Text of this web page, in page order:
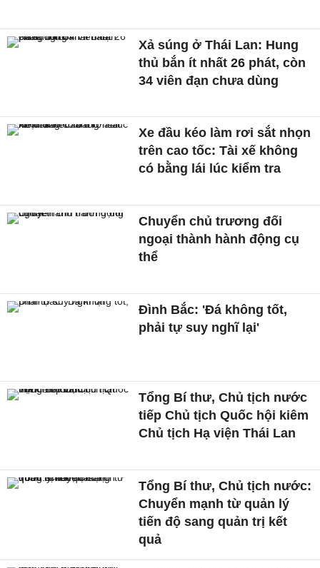
Xả súng ở Thái Lan: Hung
thủ bắn ít nhất 26 phát, còn
34 viên đạn chưa dùng
Xe đầu kéo làm rơi sắt nhọn
trên cao tốc: Tài xế không
có bằng lái lúc kiểm tra
Chuyển chủ trương đối
ngoại thành hành động cụ
thể
Đình Bắc: 'Đá không tốt,
phải tự suy nghĩ lại'
Tổng Bí thư, Chủ tịch nước
tiếp Chủ tịch Quốc hội kiêm
Chủ tịch Hạ viện Thái Lan
Tổng Bí thư, Chủ tịch nước:
Chuyển mạnh từ quản lý
tiến độ sang quản trị kết
quả